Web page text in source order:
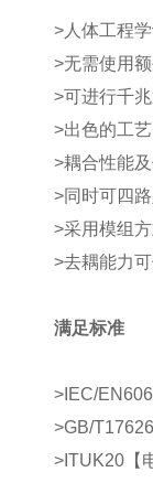
> 人体工程
>无需使用
>可进行千
>出色的工
>耦合性能
>同时可四
>采用模组
>去耦能力
满足标准
>IEC/
>GB/
>ITUK20